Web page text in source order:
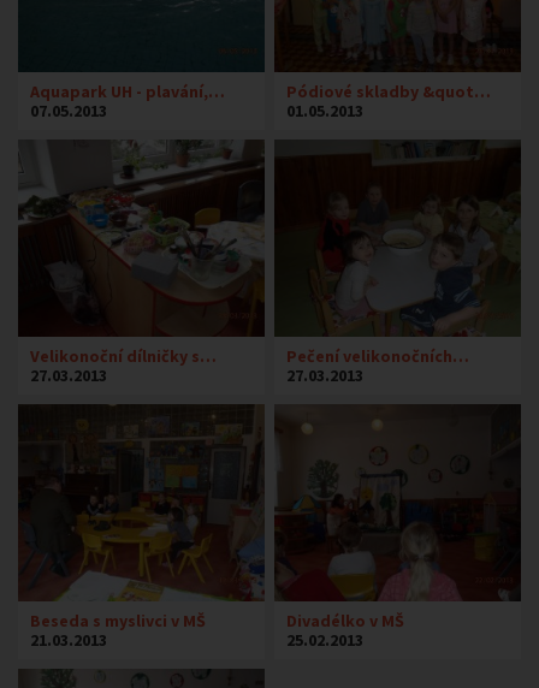
Aquapark UH - plavání,…
07.05.2013
Pódiové skladby &quot…
01.05.2013
Velikonoční dílničky s…
27.03.2013
Pečení velikonočních…
27.03.2013
Beseda s myslivci v MŠ
21.03.2013
Divadélko v MŠ
25.02.2013